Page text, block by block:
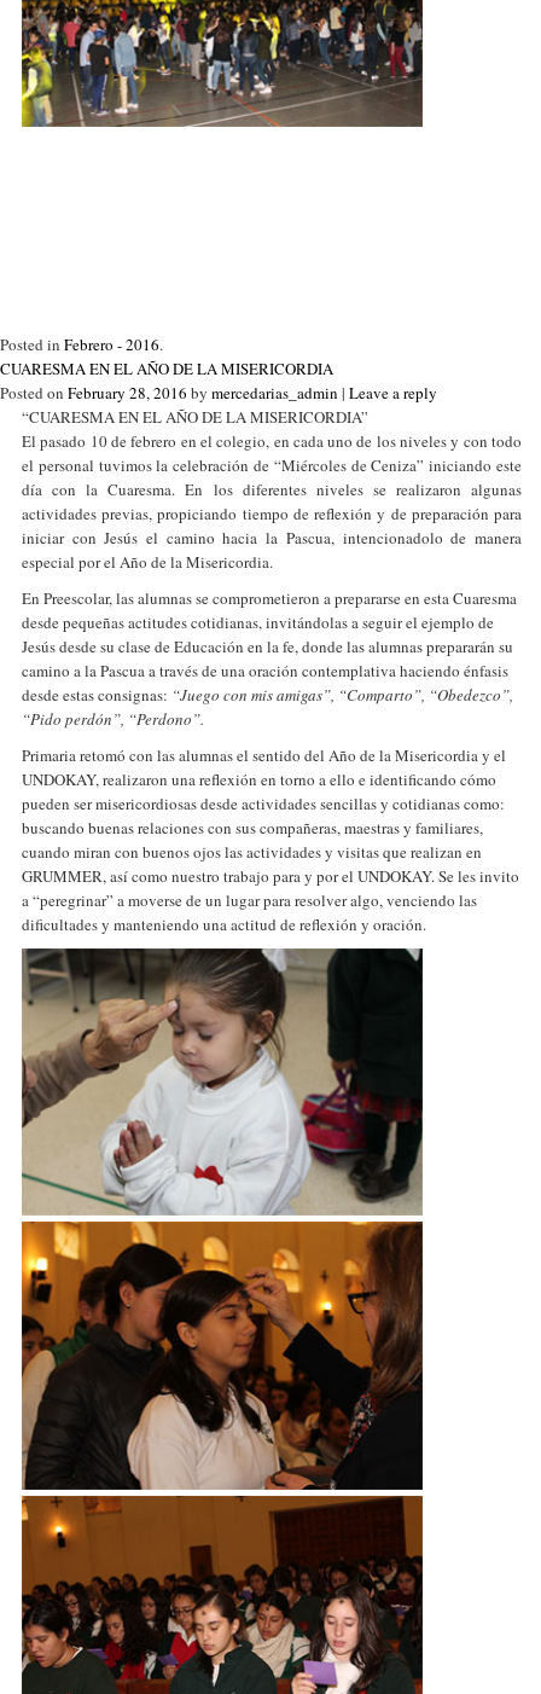
Posted in Febrero - 2016.
CUARESMA EN EL AÑO DE LA MISERICORDIA
Posted on February 28, 2016 by mercedarias_admin | Leave a reply
“CUARESMA EN EL AÑO DE LA MISERICORDIA”
El pasado 10 de febrero en el colegio, en cada uno de los niveles y con todo
el personal tuvimos la celebración de “Miércoles de Ceniza” iniciando este
día con la Cuaresma. En los diferentes niveles se realizaron algunas
actividades previas, propiciando tiempo de reflexión y de preparación para
iniciar con Jesús el camino hacia la Pascua, intencionadolo de manera
especial por el Año de la Misericordia.
En Preescolar, las alumnas se comprometieron a prepararse en esta Cuaresma
desde pequeñas actitudes cotidianas, invitándolas a seguir el ejemplo de
Jesús desde su clase de Educación en la fe, donde las alumnas prepararán su
camino a la Pascua a través de una oración contemplativa haciendo énfasis
desde estas consignas: “Juego con mis amigas”, “Comparto”, “Obedezco”,
“Pido perdón”, “Perdono”.
Primaria retomó con las alumnas el sentido del Año de la Misericordia y el
UNDOKAY, realizaron una reflexión en torno a ello e identificando cómo
pueden ser misericordiosas desde actividades sencillas y cotidianas como:
buscando buenas relaciones con sus compañeras, maestras y familiares,
cuando miran con buenos ojos las actividades y visitas que realizan en
GRUMMER, así como nuestro trabajo para y por el UNDOKAY. Se les invito
a “peregrinar” a moverse de un lugar para resolver algo, venciendo las
dificultades y manteniendo una actitud de reflexión y oración.